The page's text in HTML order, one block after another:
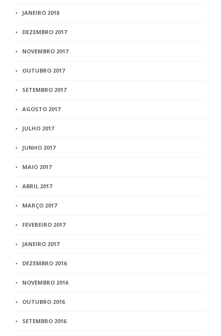
JANEIRO 2018
DEZEMBRO 2017
NOVEMBRO 2017
OUTUBRO 2017
SETEMBRO 2017
AGOSTO 2017
JULHO 2017
JUNHO 2017
MAIO 2017
ABRIL 2017
MARÇO 2017
FEVEREIRO 2017
JANEIRO 2017
DEZEMBRO 2016
NOVEMBRO 2016
OUTUBRO 2016
SETEMBRO 2016